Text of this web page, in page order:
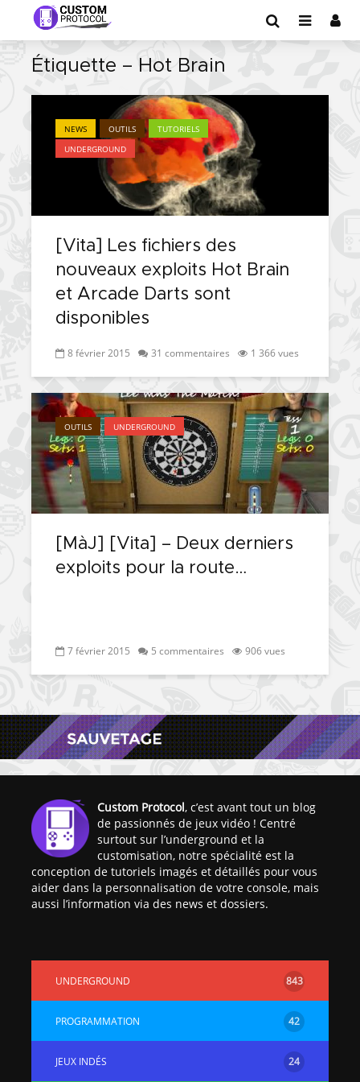
Étiquette – Hot Brain
NEWS OUTILS
TUTORIELS
UNDERGROUND
[Vita] Les fichiers des
nouveaux exploits Hot Brain
et Arcade Darts sont
disponibles
8 février 2015 31 commentaires 1 366 vues
OUTILS UNDERGROUND
[MàJ] [Vita] – Deux derniers
exploits pour la route…
7 février 2015 5 commentaires 906 vues
Custom Protocol, c’est avant tout un blog
de passionnés de jeux vidéo ! Centré
surtout sur l’underground et la
customisation, notre spécialité est la
conception de tutoriels imagés et détaillés pour vous
aider dans la personnalisation de votre console, mais
aussi l’information via des news et dossiers.
UNDERGROUND 843
PROGRAMMATION 42
JEUX INDÉS 24
[Vita] Ouverture de
KyûHEN, le nouveau
concours de
homebrews
possible avec Baryon
Sweeper !
nouveaux